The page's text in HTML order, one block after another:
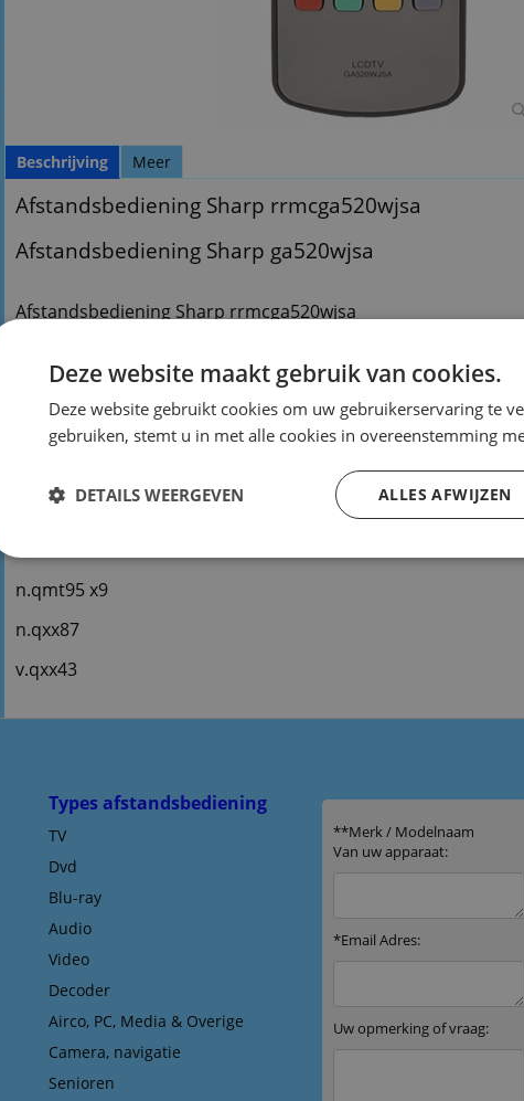
Beschrijving Meer
Afstandsbediening Sharp rrmcga520wjsa
Afstandsbediening Sharp ga520wjsa
Afstandsbediening Sharp rrmcga520wjsa
lc-26sa1e
lc-32ga5g
n.qmt95 x9
n.qxx87
v.qxx43
Types afstandsbediening
TV
Dvd
Blu-ray
Audio
Video
Decoder
Airco, PC, Media & Overige
Camera, navigatie
Senioren
Deze website maakt gebruik van cookies.
Deze website gebruikt cookies om uw gebruikerservaring te
gebruiken, stemt u in met alle cookies in overeenstemming
ALLES AFWIJZEN
DETAILS WEERGEVEN